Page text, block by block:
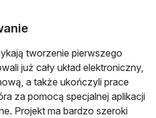
tworzenie pierwszego
już cały układ elektroniczny,
a także ukończyli prace
za pomocą specjalnej aplikacji
Projekt ma bardzo szeroki